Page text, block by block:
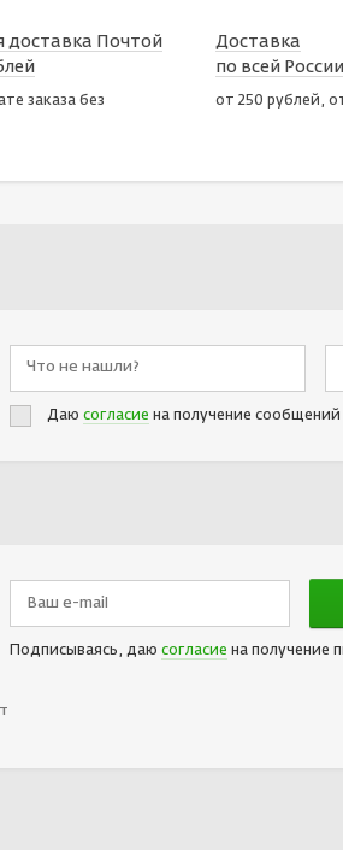
доставка Почтой
заказа без
Доставка
по всей России
от 250 рублей,
Даю согласие на получение
Подписываясь, даю согласие на получение